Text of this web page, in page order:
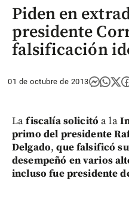
Piden en
presidente
falsificación
01 de octubre de 2013
Lafiscalía solicitó a la
primo del presidente
Delgado,que falsificó
desempeñó en varios
incluso fue presidente